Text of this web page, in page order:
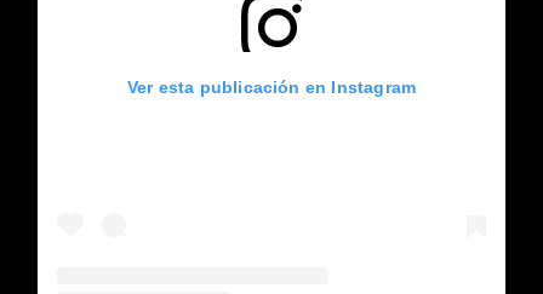
Ver esta publicación en Instagram